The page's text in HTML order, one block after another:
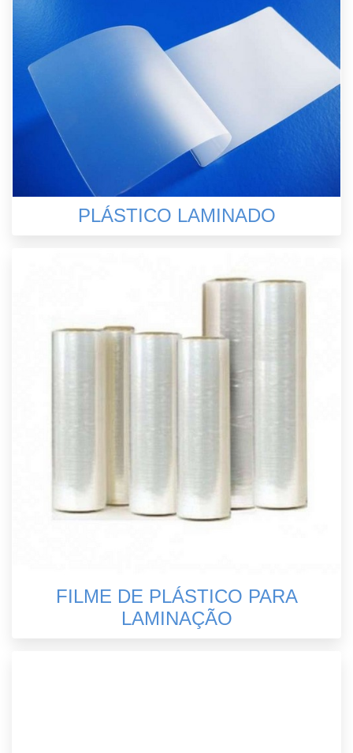
PLÁSTICO LAMINADO
FILME DE PLÁSTICO PARA
LAMINAÇÃO